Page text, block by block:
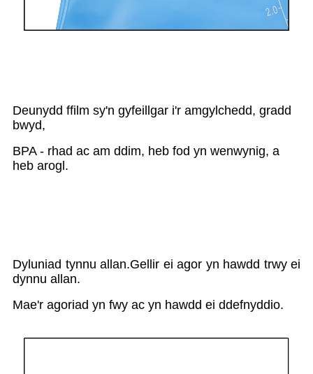
Deunydd ffilm sy'n gyfeillgar i'r amgylchedd, gradd
bwyd,
BPA - rhad ac am ddim, heb fod yn wenwynig, a
heb arogl.
Dyluniad tynnu allan.Gellir ei agor yn hawdd trwy ei
dynnu allan.
Mae'r agoriad yn fwy ac yn hawdd ei ddefnyddio.